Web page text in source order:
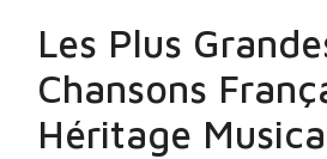
Les Plus
Chansons
Héritage